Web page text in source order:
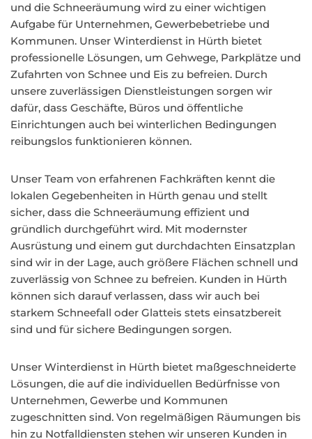
und die Schneeräumung wird zu einer wichtigen
Aufgabe für Unternehmen, Gewerbebetriebe und
Kommunen. Unser Winterdienst in Hürth bietet
professionelle Lösungen, um Gehwege, Parkplätze und
Zufahrten von Schnee und Eis zu befreien. Durch
unsere zuverlässigen Dienstleistungen sorgen wir
dafür, dass Geschäfte, Büros und öffentliche
Einrichtungen auch bei winterlichen Bedingungen
reibungslos funktionieren können.
Unser Team von erfahrenen Fachkräften kennt die
lokalen Gegebenheiten in Hürth genau und stellt
sicher, dass die Schneeräumung effizient und
gründlich durchgeführt wird. Mit modernster
Ausrüstung und einem gut durchdachten Einsatzplan
sind wir in der Lage, auch größere Flächen schnell und
zuverlässig von Schnee zu befreien. Kunden in Hürth
können sich darauf verlassen, dass wir auch bei
starkem Schneefall oder Glatteis stets einsatzbereit
sind und für sichere Bedingungen sorgen.
Unser Winterdienst in Hürth bietet maßgeschneiderte
Lösungen, die auf die individuellen Bedürfnisse von
Unternehmen, Gewerbe und Kommunen
zugeschnitten sind. Von regelmäßigen Räumungen bis
hin zu Notfalldiensten stehen wir unseren Kunden in